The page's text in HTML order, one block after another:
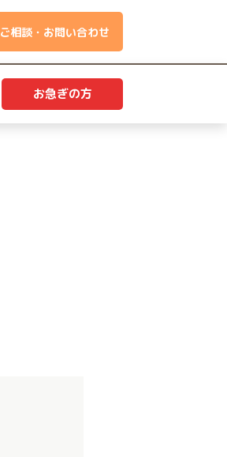
ご相談・お問い合わせ
お急ぎの方